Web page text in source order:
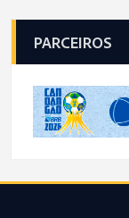
PARCEIROS